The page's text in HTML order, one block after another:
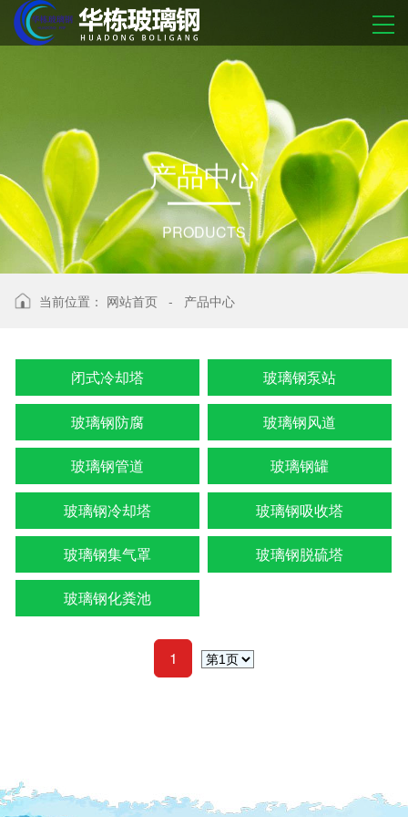
产品中心
PRODUCTS
当前位置： 网站首页 - 产品中心
闭式冷却塔 玻璃钢泵站
玻璃钢防腐 玻璃钢风道
玻璃钢管道 玻璃钢罐
玻璃钢冷却塔 玻璃钢吸收塔
玻璃钢集气罩 玻璃钢脱硫塔
玻璃钢化粪池
1